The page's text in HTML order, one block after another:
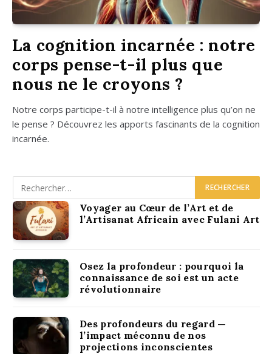
La cognition incarnée : notre
corps pense-t-il plus que
nous ne le croyons ?
Notre corps par­ti­cipe-t-il à notre intel­li­gence plus qu’on ne
le pense ? Décou­vrez les apports fas­ci­nants de la cog­ni­tion
incar­née.
Voyager au Cœur de l’Art et de
l’Artisanat Africain avec Fulani Art
Osez la profondeur : pourquoi la
connaissance de soi est un acte
révolutionnaire
Des profondeurs du regard —
l’impact méconnu de nos
projections inconscientes